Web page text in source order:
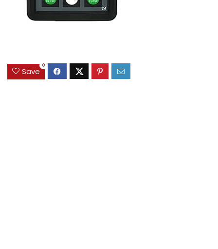
Save
0